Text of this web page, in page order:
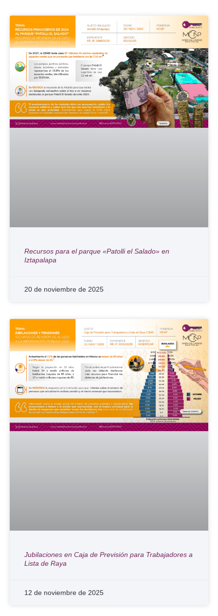
Recursos para el parque «Patolli el Salado» en
Iztapalapa
20 de noviembre de 2025
Jubilaciones en Caja de Previsión para Trabajadores a
Lista de Raya
12 de noviembre de 2025